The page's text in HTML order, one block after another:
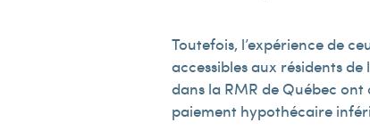
Toutefois, l’expérience de
accessibles aux résidents
dans la RMR de Québec
paiement hypothécaire